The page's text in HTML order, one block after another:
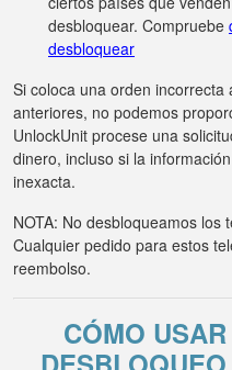
desbloquear. Compruebe
desbloquear
Si coloca una orden
anteriores, no podemos
UnlockUnit procese una
dinero, incluso si la
inexacta.
NOTA: No desbloqueamos los
Cualquier pedido para estos
reembolso.
CÓMO